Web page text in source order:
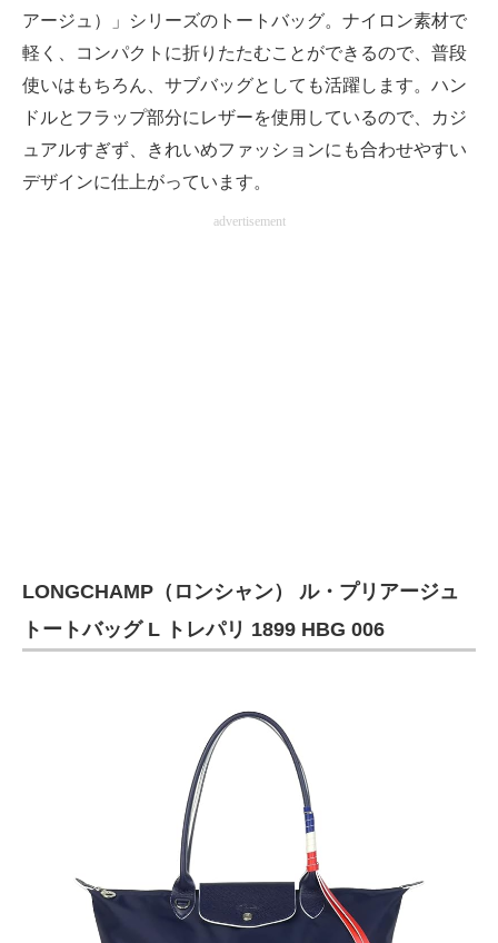
アージュ）」シリーズのトートバッグ。ナイロン素材で
軽く、コンパクトに折りたたむことができるので、普段
使いはもちろん、サブバッグとしても活躍します。ハン
ドルとフラップ部分にレザーを使用しているので、カジ
ュアルすぎず、きれいめファッションにも合わせやすい
デザインに仕上がっています。
advertisement
LONGCHAMP（ロンシャン） ル・プリアージュ
トートバッグ L トレパリ 1899 HBG 006